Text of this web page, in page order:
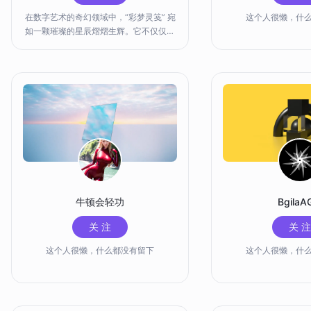
在数字艺术的奇幻领域中，“彩梦灵笺” 宛
如一颗璀璨的星辰熠熠生辉。它不仅仅是
性与情感的创作载体，如同一张张被赋予
生命的精美纸张。它承载着你的创意火
花、情感寄托和艺术追求。每一次使进行
创作，都像是在书写一封封独特的艺术信
件，向世界传达你内心深处的声音和对美
的独特理解。
这个人很懒，什
牛顿会轻功
关 注
这个人很懒，什么都没有留下
关 注
这个人很懒，什